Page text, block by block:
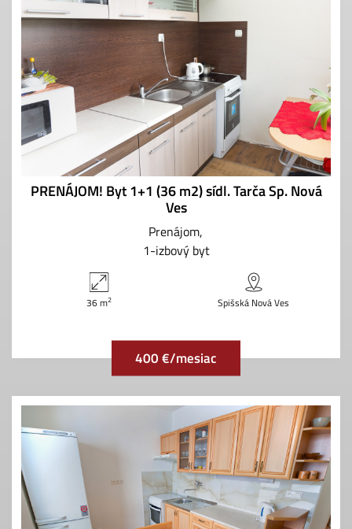
PRENÁJOM! Byt 1+1 (36 m2) sídl. Tarča Sp. Nová
Ves
Prenájom
1-izbový byt
36 m2 Spišská Nová Ves
400 €/mesiac